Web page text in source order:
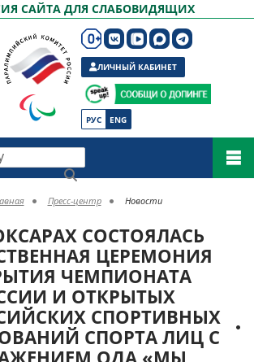
САЙТА ДЛЯ СЛАБОВИДЯЩИХ
РУС ENG
ЛИЧНЫЙ КАБИНЕТ
Пресс-центр Новости
СОСТОЯЛАСЬ
ЦЕРЕМОНИЯ
ЧЕМПИОНАТА
И ОТКРЫТЫХ
СПОРТИВНЫХ
СПОРТА ЛИЦ С
ОДА «МЫ